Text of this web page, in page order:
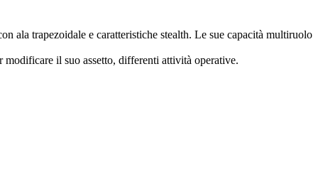
ala trapezoidale e caratteristiche stealth. Le sue capacità multiruolo
modificare il suo assetto, differenti attività operative.